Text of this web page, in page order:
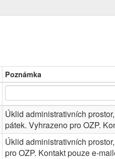
Poznámka
Úklid administrativních
pátek. Vyhrazeno pro OZP.
Úklid administrativních
pro OZP. Kontakt pouze e-